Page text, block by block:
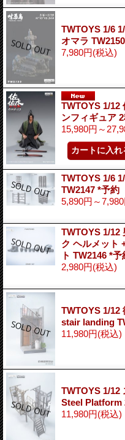
TWTOYS 1/6
オマラ
7,980円(税込)
TWTOYS 1/12
ンフィギュア
15,980円～
TWTOYS 1/6
TW2147 *予約
5,890円～
TWTOYS 1/12
ク ヘルメット
ト TW2146 *予
2,980円(税込)
TWTOYS 1/12
stair landing
11,980円(税込)
TWTOYS 1/12
Steel Platform
11,980円(税込)